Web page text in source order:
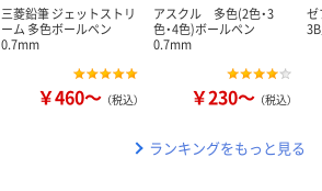
三菱鉛筆 ジェットストリ
ーム 多色ボールペン
0.7mm
￥460～ （税込）
アスクル 多色(2色・3
色・4色)ボールペン
0.7mm
￥230～ （税込）
ゼ
ランキングをもっと見る